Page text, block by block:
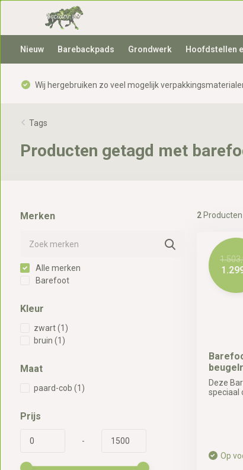
Nieuw Barebackpads Grondwerk Hoofdstellen
Wij hergebruiken zo veel mogelijk
Tags
Producten getagd met
Merken
Alle merken
Barefoot
Kleur
zwart(1)
bruin (1)
Maat
paard-cob (1)
Prijs
-
2Producten
Deze
speciaal
Op